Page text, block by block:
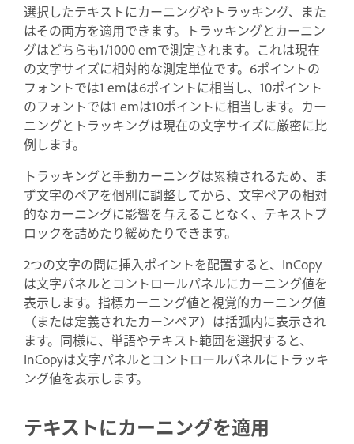
選択したテキストにカーニングやトラッキング、また
はその両方を適用できます。トラッキングとカーニン
グはどちらも1/1000 emで測定されます。これは現在
の文字サイズに相対的な測定単位です。6ポイントの
フォントでは1 emは6ポイントに相当し、10ポイント
のフォントでは1 emは10ポイントに相当します。カー
ニングとトラッキングは現在の文字サイズに厳密に比
例します。
トラッキングと手動カーニングは累積されるため、ま
ず文字のペアを個別に調整してから、文字ペアの相対
的なカーニングに影響を与えることなく、テキストブ
ロックを詰めたり緩めたりできます。
2つの文字の間に挿入ポイントを配置すると、InCopy
は文字パネルとコントロールパネルにカーニング値を
表示します。指標カーニング値と視覚的カーニング値
（または定義されたカーンペア）は括弧内に表示され
ます。同様に、単語やテキスト範囲を選択すると、
InCopyは文字パネルとコントロールパネルにトラッキ
ング値を表示します。
テキストにカーニングを適用